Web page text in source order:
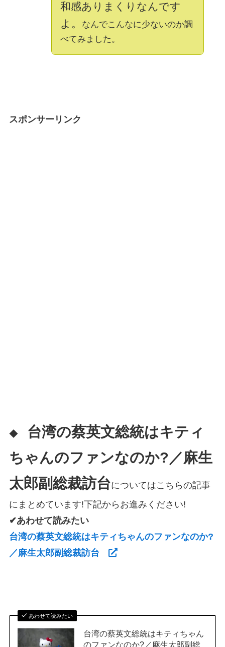
和感ありまくりなんです
よ。
なんでこんなに少ないのか調
べてみました。
スポンサーリンク
◆
台湾の蔡英文総統はキティ
ちゃんのファンなのか?／麻生
太郎副総裁訪台についてはこちらの記事
にまとめています!下記からお進みください!
✔あわせて読みたい
台湾の蔡英文総統はキティちゃんのファンなのか?
／麻生太郎副総裁訪台
あわせて読みたい
台湾の蔡英文総統はキティちゃん
のファンなのか?／麻生太郎副総